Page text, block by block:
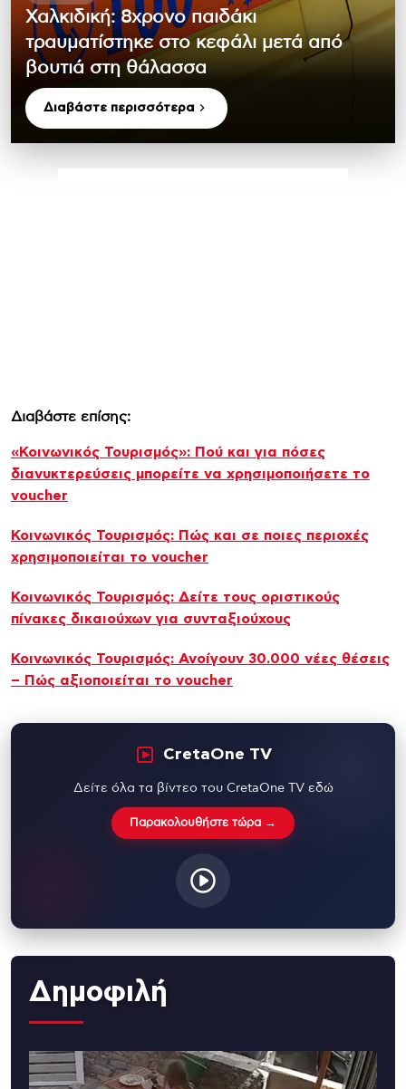
Χαλκιδική: 8χρονο παιδάκι
τραυματίστηκε στο κεφάλι μετά από
βουτιά στη θάλασσα
Διαβάστε περισσότερα
Διαβάστε επίσης:
«Κοινωνικός Τουρισμός»: Πού και για πόσες
διανυκτερεύσεις μπορείτε να χρησιμοποιήσετε το
voucher
Κοινωνικός Τουρισμός: Πώς και σε ποιες περιοχές
χρησιμοποιείται το voucher
Κοινωνικός Τουρισμός: Δείτε τους οριστικούς
πίνακες δικαιούχων για συνταξιούχους
Κοινωνικός Τουρισμός: Ανοίγουν 30.000 νέες θέσεις
– Πώς αξιοποιείται το voucher
CretaOne TV
Δείτε όλα τα βίντεο του CretaOne TV εδώ
Παρακολουθήστε τώρα →
Δημοφιλή